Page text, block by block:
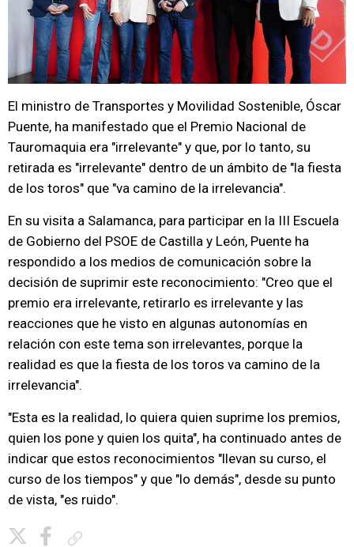
El ministro de Transportes y Movilidad Sostenible, Óscar
Puente, ha manifestado que el Premio Nacional de
Tauromaquia era "irrelevante" y que, por lo tanto, su
retirada es "irrelevante" dentro de un ámbito de "la fiesta
de los toros" que "va camino de la irrelevancia".
En su visita a Salamanca, para participar en la III Escuela
de Gobierno del PSOE de Castilla y León, Puente ha
respondido a los medios de comunicación sobre la
decisión de suprimir este reconocimiento: "Creo que el
premio era irrelevante, retirarlo es irrelevante y las
reacciones que he visto en algunas autonomías en
relación con este tema son irrelevantes, porque la
realidad es que la fiesta de los toros va camino de la
irrelevancia".
"Esta es la realidad, lo quiera quien suprime los premios,
quien los pone y quien los quita", ha continuado antes de
indicar que estos reconocimientos "llevan su curso, el
curso de los tiempos" y que "lo demás", desde su punto
de vista, "es ruido".